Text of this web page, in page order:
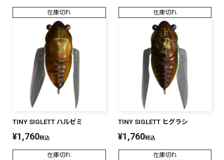
在庫切れ 在庫切れ
TINY SIGLETT ハルゼミ
¥1,760税込
在庫切れ
TINY SIGLETT ヒグラシ
¥1,760税込
在庫切れ